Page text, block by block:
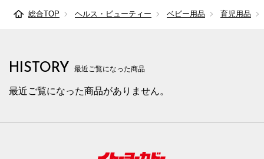
総合TOP ヘルス・ビューティー ベビー用品 育児用品
HISTORY 最近ご覧になった商品
最近ご覧になった商品がありません。